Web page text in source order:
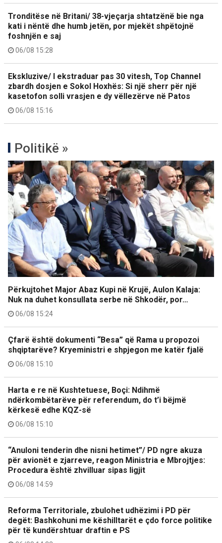
Tronditëse në Britani/ 38-vjeçarja shtatzënë bie nga
kati i nëntë dhe humb jetën, por mjekët shpëtojnë
foshnjën e saj
06/08 15:28
Ekskluzive/ I ekstraduar pas 30 vitesh, Top Channel
zbardh dosjen e Sokol Hoxhës: Si një sherr për një
kasetofon solli vrasjen e dy vëllezërve në Patos
06/08 15:16
Politikë »
Përkujtohet Major Abaz Kupi në Krujë, Aulon Kalaja:
Nuk na duhet konsullata serbe në Shkodër, por…
06/08 15:24
Çfarë është dokumenti “Besa” që Rama u propozoi
shqiptarëve? Kryeministri e shpjegon me katër fjalë
06/08 15:10
Harta e re në Kushtetuese, Boçi: Ndihmë
ndërkombëtarëve për referendum, do t’i bëjmë
kërkesë edhe KQZ-së
06/08 15:10
“Anuloni tenderin dhe nisni hetimet”/ PD ngre akuza
për avionët e zjarreve, reagon Ministria e Mbrojtjes:
Procedura është zhvilluar sipas ligjit
06/08 14:59
Reforma Territoriale, zbulohet udhëzimi i PD për
degët: Bashkohuni me këshilltarët e çdo force politike
për të kundërshtuar draftin e PS